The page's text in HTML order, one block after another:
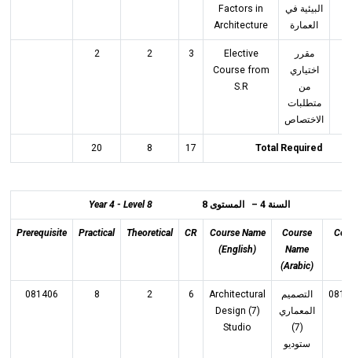
البيئية في
العمارة
Factors in
Architecture
مقرر
اختياري
من
متطلبات
الاختصاص
Elective
Course from
S.R
3
2
2
Total Required
17
8
20
السنة 4 – المستوى 8 Year 4 - Level 8
Course
Name
(Arabic)
Course Name
(English)
CR
Theoretical
Practical
Prerequisite
التصميم
المعماري
(7)
ستوديو
Architectural
Design (7)
Studio
6
2
8
081406